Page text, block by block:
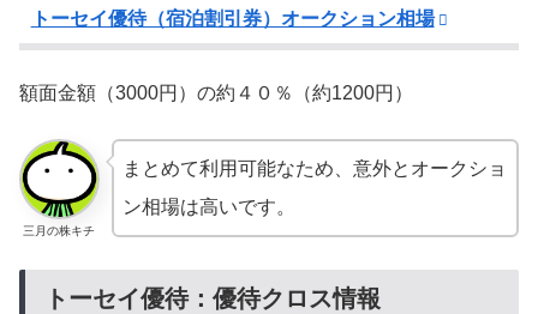
トーセイ優待（宿泊割引券）オークション相場
額面金額（3000円）の約４０％（約1200円）
三月の株キチ
まとめて利用可能なため、意外とオークショ
ン相場は高いです。
トーセイ優待：優待クロス情報